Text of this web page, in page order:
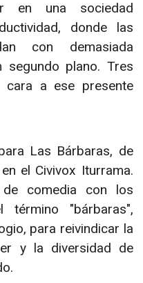
en una sociedad
donde las
con demasiada
segundo plano. Tres
cara a ese presente
Las Bárbaras, de
el Civivox Iturrama.
comedia con los
término "bárbaras",
para reivindicar la
y la diversidad de